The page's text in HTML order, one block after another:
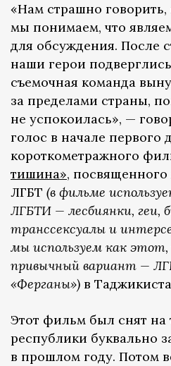
«Нам страшно говорить,
мы понимаем, что
для обсуждения. После
наши герои
съемочная команда
за пределами страны,
не успокоилась», —
голос в начале первого
короткометражного
тишина»,
ЛГБТ (в фильме
ЛГБТИ — лесбиянки, геи,
транссексуалы и
мы используем как этот,
привычный вариант —
«Ферганы») в
Этот фильм был снят на
республики буквально
в прошлом году. Потом